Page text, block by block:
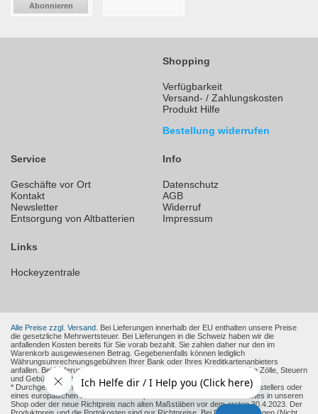
Abonnieren
Shopping
Verfügbarkeit
Versand- / Zahlungskosten
Produkt Hilfe
Bestellung widerrufen
Service
Geschäfte vor Ort
Kontakt
Newsletter
Entsorgung von Altbatterien
Info
Datenschutz
AGB
Widerruf
Impressum
Links
Hockeyzentrale
Alle Preise zzgl. Versand. Bei Lieferungen innerhalb der EU enthalten unsere Preise
die gesetzliche Mehrwertsteuer. Bei Lieferungen in die Schweiz haben wir die
anfallenden Kosten bereits für Sie vorab bezahlt. Sie zahlen daher nur den im
Warenkorb ausgewiesenen Betrag. Gegebenenfalls können lediglich
Währungsumrechnungsgebühren Ihrer Bank oder Ihres Kreditkartenanbieters
anfallen. Bei Lieferungen in andere Nicht-EU-Länder können zusätzliche Zölle, Steuern
und Gebühren entstehen.
* Durchgestrichene Preise sind die empfohlenen Verkaufspreise des Herstellers oder
eines europäischen Händlers zum Zeitpunkt der Aufnahme des Produktes in unseren
Shop oder der neue Richtpreis nach alten Maßstäben vor dem ersten 30.4.2023. Der